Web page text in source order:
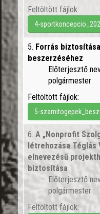
Feltöltött fájlok:
4-
5. Forrás
beszerzéséhez
Előterjesztő
polgármester
Feltöltött fájlok:
5-
6. A „Nonprofit
létrehozása Téglás
elnevezésű
biztosítása
Előterjesztő
polgármester
Feltöltött fájlok: